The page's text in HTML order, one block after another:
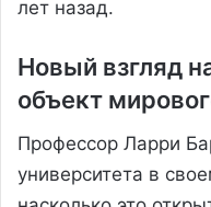
лет назад.
Новый взгляд
объект
Профессор Ларри
университета в